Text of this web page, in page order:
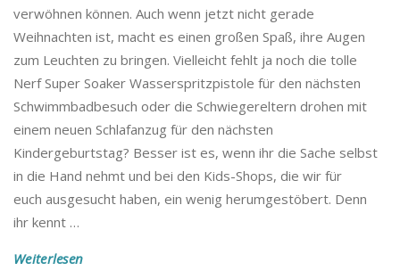
verwöhnen können. Auch wenn jetzt nicht gerade
Weihnachten ist, macht es einen großen Spaß, ihre Augen
zum Leuchten zu bringen. Vielleicht fehlt ja noch die tolle
Nerf Super Soaker Wasserspritzpistole für den nächsten
Schwimmbadbesuch oder die Schwiegereltern drohen mit
einem neuen Schlafanzug für den nächsten
Kindergeburtstag? Besser ist es, wenn ihr die Sache selbst
in die Hand nehmt und bei den Kids-Shops, die wir für
euch ausgesucht haben, ein wenig herumgestöbert. Denn
ihr kennt …
Weiterlesen